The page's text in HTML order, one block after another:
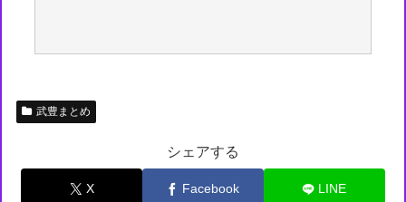
武豊まとめ
シェアする
X Facebook LINE